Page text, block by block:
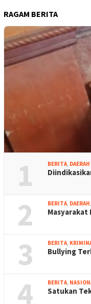
RAGAM BERITA
1 BERITA, DAERAH
2 BERITA, DAERAH,
3 BERITA,
Bullying
4 BERITA,
Satukan